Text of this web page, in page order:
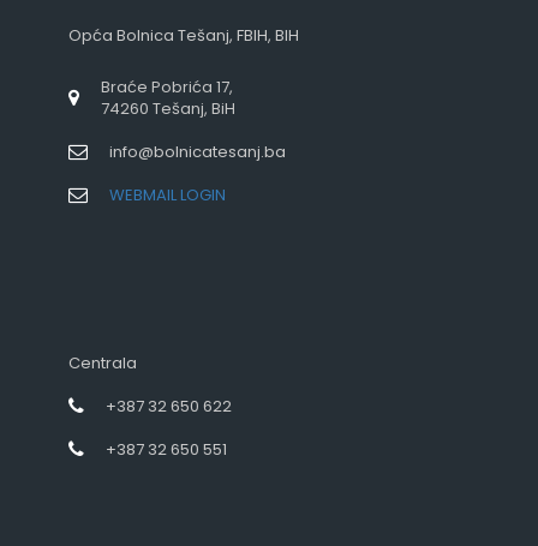
Opća Bolnica Tešanj, FBIH, BIH
Braće Pobrića 17,
74260 Tešanj, BiH
info@bolnicatesanj.ba
WEBMAIL LOGIN
Centrala
+387 32 650 622
+387 32 650 551